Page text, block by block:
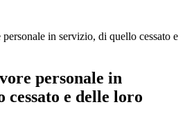
in servizio, di quello cessato e
personale in
e delle loro